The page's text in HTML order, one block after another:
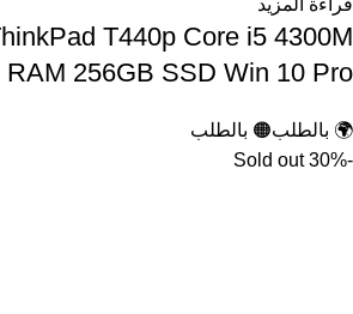
قراءة المزيد
T440p Core i5 4300M
256GB SSD Win 10 Pro
🌍 بالطلب🟠 بالطلب
-30%
Sold out